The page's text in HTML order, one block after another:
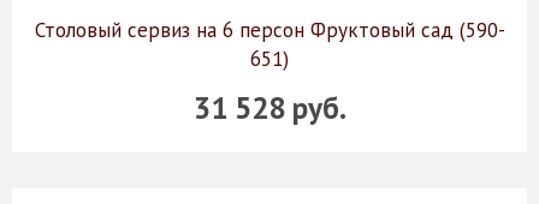
Столовый сервиз на 6 персон Фруктовый сад (590-
651)
31 528 руб.